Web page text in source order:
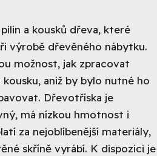
a kousků dřeva, které
výrobě dřevěného nábytku.
možnost, jak zpracovat
aniž by bylo nutné ho
Dřevotříska je
má nízkou hmotnost i
za nejoblíbenější materiály,
skříně vyrábí. K dispozici je